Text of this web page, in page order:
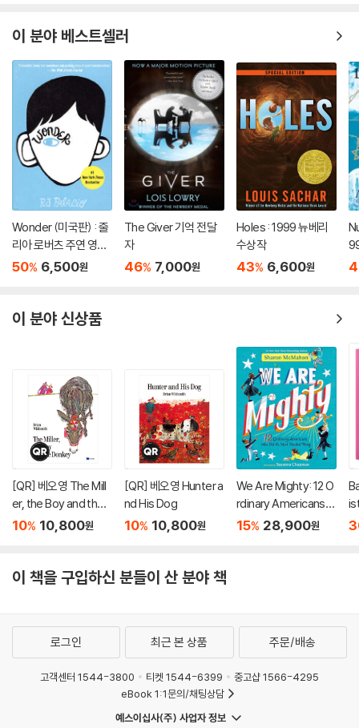
이 분야 베스트셀러
Wonder (미국판) : 줄
리아 로버츠 주연 영화
'원더' 원작 소설
50% 6,500원
The Giver 기억 전달
자
46% 7,000원
Holes : 1999 뉴베리
수상작
43% 6,600원
이 분야 신상품
[QR] 베오영 The Mill
er, the Boy and the
Donkey
10% 10,800원
[QR] 베오영 Hunter a
nd His Dog
10% 10,800원
We Are Mighty: 12 O
rdinary Americans
Who Did the Next N
15% 28,900원
이 책을 구입하신 분들이 산 분야 책
로그인 최근 본 상품 주문/배송
고객센터 1544-3800 티켓 1544-6399
중고샵 1566-4295
eBook 1:1문의/채팅상담
예스이십사(주) 사업자 정보